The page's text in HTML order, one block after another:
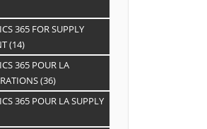
365 FOR SUPPLY
(14)
365 POUR LA
(36)
365 POUR LA SUPPLY